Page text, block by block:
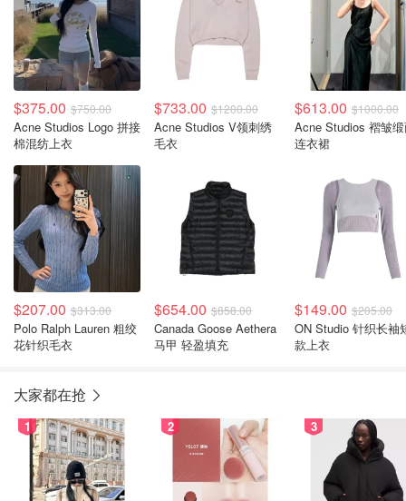
$375.00 $750.00
Acne Studios Logo 拼接
棉混纺上衣
$733.00 $1200.00
Acne Studios V领刺绣
毛衣
$613.00 $1000.00
Acne Studios 褶皱
连衣裙
$207.00 $313.00
Polo Ralph Lauren 粗绞
花针织毛衣
$654.00 $858.00
Canada Goose Aethera
马甲 轻盈填充
$149.00 $205.00
ON Studio 针织长袖
款上衣
大家都在抢
1 2 3